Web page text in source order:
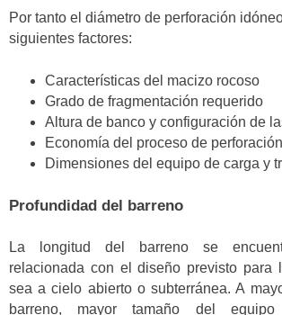
Por tanto el diámetro de perforación
siguientes factores:
Características del macizo rocoso
Grado de fragmentación requerido
Altura de banco y configuración de
Economía del proceso de
Dimensiones del equipo de carga y
Profundidad del barreno
La longitud del barreno se
relacionada con el diseño previsto para
sea a cielo abierto o subterránea. A
barreno, mayor tamaño del equipo